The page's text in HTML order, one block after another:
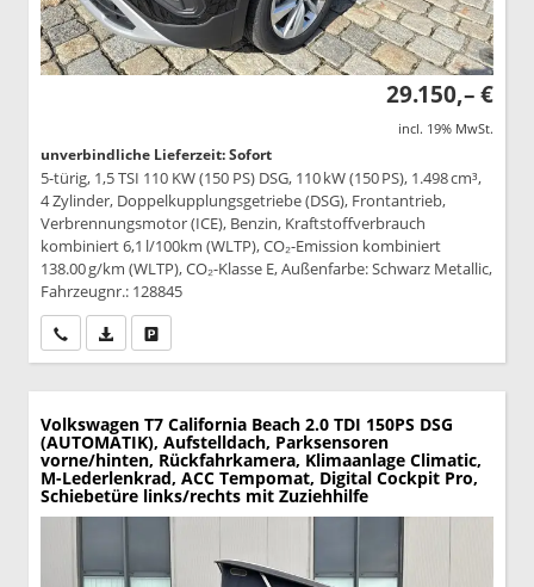
29.150,– €
incl. 19% MwSt.
unverbindliche Lieferzeit: Sofort
5-türig, 1,5 TSI 110 KW (150 PS) DSG, 110 kW (150 PS), 1.498 cm³,
4 Zylinder, Doppelkupplungsgetriebe (DSG), Frontantrieb,
Verbrennungsmotor (ICE), Benzin, Kraftstoffverbrauch
kombiniert 6,1 l/100km (WLTP), CO₂-Emission kombiniert
138.00 g/km (WLTP), CO₂-Klasse E, Außenfarbe: Schwarz Metallic,
Fahrzeugnr.: 128845
Wir rufen Sie anPDF-Datei, Fahrzeugexposé drucken
Volkswagen T7 California Beach 2.0 TDI 150PS DSG
(AUTOMATIK), Aufstelldach, Parksensoren
vorne/hinten, Rückfahrkamera, Klimaanlage Climatic,
M-Lederlenkrad, ACC Tempomat, Digital Cockpit Pro,
Schiebetüre links/rechts mit Zuziehhilfe